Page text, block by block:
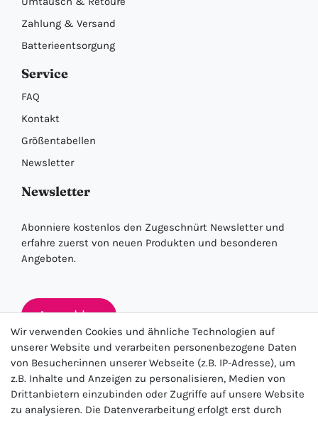
Zahlung & Versand
Batterieentsorgung
Service
FAQ
Kontakt
Größentabellen
Newsletter
Newsletter
Abonniere kostenlos den Zugeschnürt Newsletter und
erfahre zuerst von neuen Produkten und besonderen
Angeboten.
Anmelden
★★★★★
4.5 / 5.0 (23.143)
Wir verwenden Cookies und ähnliche Technologien auf
unserer Website und verarbeiten personenbezogene Daten
von Besucher:innen unserer Webseite (z.B. IP-Adresse), um
z.B. Inhalte und Anzeigen zu personalisieren, Medien von
Drittanbietern einzubinden oder Zugriffe auf unsere Website
zu analysieren. Die Datenverarbeitung erfolgt erst durch